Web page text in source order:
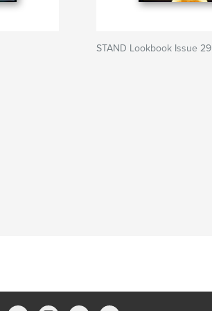
STAND Lookbook Issue 29